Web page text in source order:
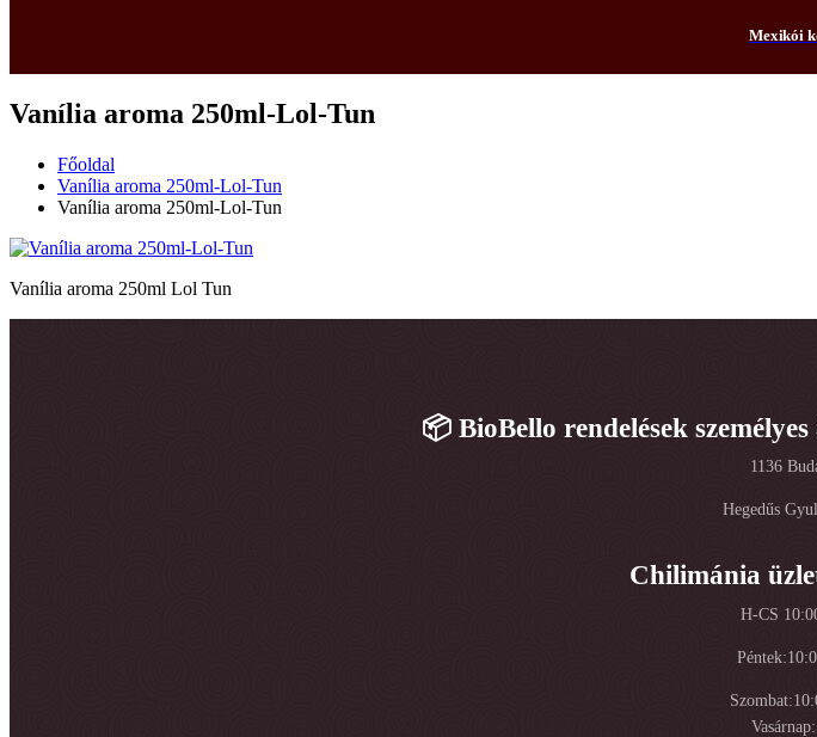
Mexikói
Vanília aroma 250ml-Lol-Tun
Főoldal
Vanília aroma 250ml-Lol-Tun
Vanília aroma 250ml-Lol-Tun
Vanília aroma 250ml Lol Tun
📦 BioBello rendelések
1136
Hegedűs
Chilimánia
H-CS